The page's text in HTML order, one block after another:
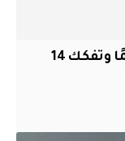
مكافحة المخدرات تطيح بـ119 متهمًا وتفكك 14